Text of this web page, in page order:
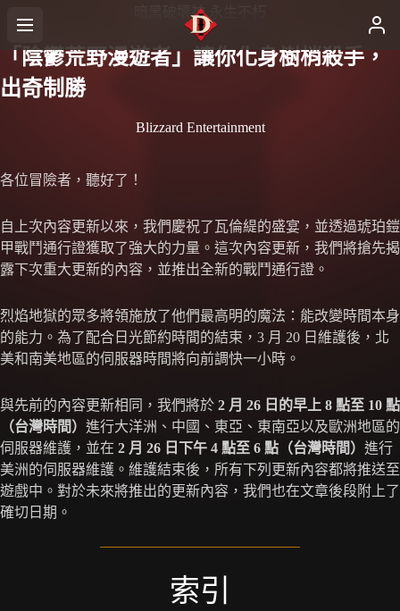
暗黑破壞神 永生不朽
「陰鬱荒野漫遊者」讓你化身樹梢殺手，
出奇制勝
Blizzard Entertainment
各位冒險者，聽好了！
自上次內容更新以來，我們慶祝了瓦倫緹的盛宴，並透過琥珀鎧
甲戰鬥通行證獲取了強大的力量。這次內容更新，我們將搶先揭
露下次重大更新的內容，並推出全新的戰鬥通行證。
烈焰地獄的眾多將領施放了他們最高明的魔法：能改變時間本身
的能力。為了配合日光節約時間的結束，3 月 20 日維護後，北
美和南美地區的伺服器時間將向前調快一小時。
與先前的內容更新相同，我們將於 2 月 26 日的早上 8 點至 10 點
（台灣時間） 進行大洋洲、中國、東亞、東南亞以及歐洲地區的
伺服器維護，並在 2 月 26 日下午 4 點至 6 點（台灣時間） 進行
美洲的伺服器維護。維護結束後，所有下列更新內容都將推送至
遊戲中。對於未來將推出的更新內容，我們也在文章後段附上了
確切日期。
索引